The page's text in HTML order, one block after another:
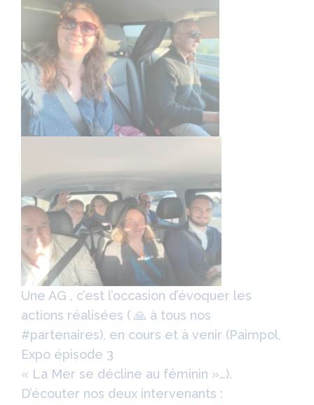
Une AG , c’est l’occasion d’évoquer les
actions réalisées ( 🙏 à tous nos
#partenaires), en cours et à venir (Paimpol,
Expo épisode 3
« La Mer se décline au féminin »…).
D’écouter nos deux intervenants :